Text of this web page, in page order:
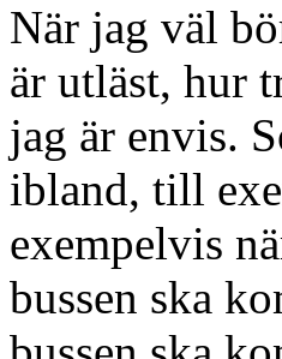
När jag väl
är utläst, hur
jag är envis.
ibland, till
exempelvis
bussen ska